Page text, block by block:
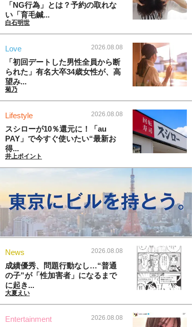
「NG行為」とは？予約の取れな
い「育毛鍼...
白石明世
Love 2026.08.08
「初回デートした男性全員から断
られた」有名大卒34歳女性が、高
望み...
菊乃
Lifestyle 2026.08.08
スシローが10％還元に！「au
PAY」で今すぐ使いたい“最新お
得...
井上ポイント
News 2026.08.08
成績優秀、問題行動なし…“普通
の子”が「性加害者」になるまで
に起き...
大夏えい
Entertainment 2026.08.08